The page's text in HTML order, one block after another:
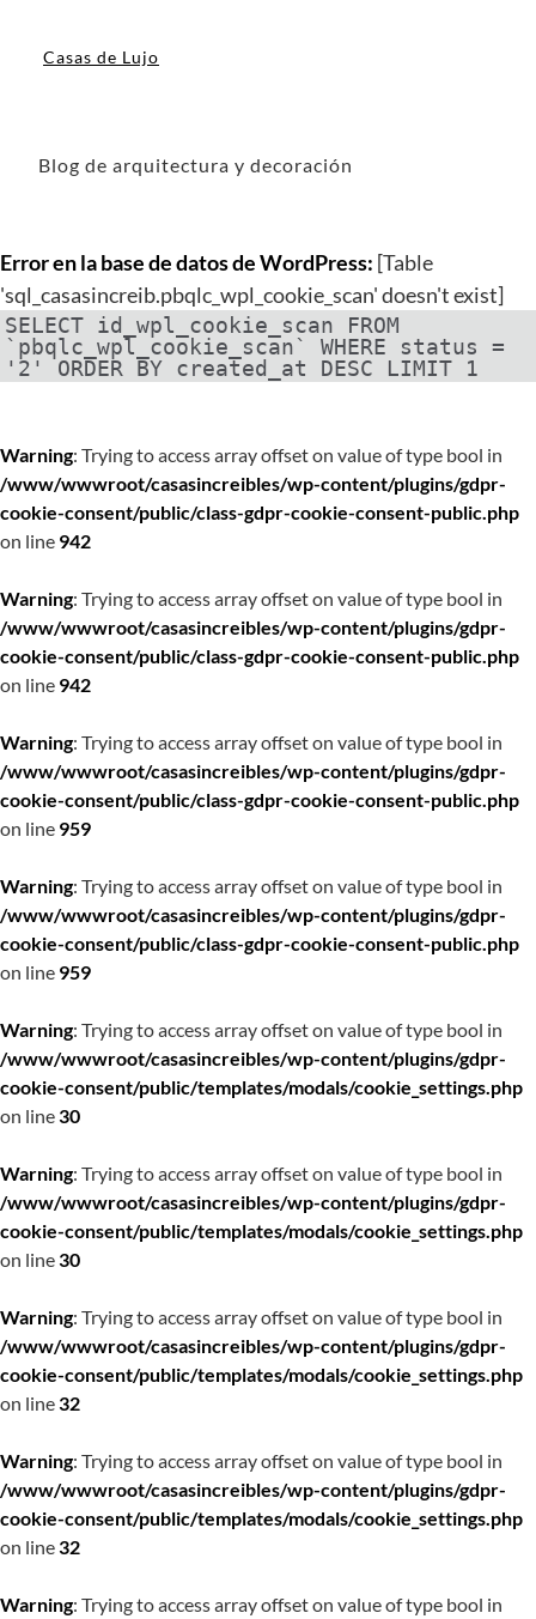
Casas de Lujo
Blog de arquitectura y decoración
Error en la base de datos de WordPress: [Table
'sql_casasincreib.pbqlc_wpl_cookie_scan' doesn't exist]
SELECT id_wpl_cookie_scan FROM
`pbqlc_wpl_cookie_scan` WHERE status =
'2' ORDER BY created_at DESC LIMIT 1
Warning: Trying to access array offset on value of type bool in
/www/wwwroot/casasincreibles/wp-content/plugins/gdpr-
cookie-consent/public/class-gdpr-cookie-consent-public.php
on line 942
Warning: Trying to access array offset on value of type bool in
/www/wwwroot/casasincreibles/wp-content/plugins/gdpr-
cookie-consent/public/class-gdpr-cookie-consent-public.php
on line 942
Warning: Trying to access array offset on value of type bool in
/www/wwwroot/casasincreibles/wp-content/plugins/gdpr-
cookie-consent/public/class-gdpr-cookie-consent-public.php
on line 959
Warning: Trying to access array offset on value of type bool in
/www/wwwroot/casasincreibles/wp-content/plugins/gdpr-
cookie-consent/public/class-gdpr-cookie-consent-public.php
on line 959
Warning: Trying to access array offset on value of type bool in
/www/wwwroot/casasincreibles/wp-content/plugins/gdpr-
cookie-consent/public/templates/modals/cookie_settings.php
on line30
Warning: Trying to access array offset on value of type bool in
/www/wwwroot/casasincreibles/wp-content/plugins/gdpr-
cookie-consent/public/templates/modals/cookie_settings.php
on line30
Warning: Trying to access array offset on value of type bool in
/www/wwwroot/casasincreibles/wp-content/plugins/gdpr-
cookie-consent/public/templates/modals/cookie_settings.php
on line32
Warning: Trying to access array offset on value of type bool in
/www/wwwroot/casasincreibles/wp-content/plugins/gdpr-
cookie-consent/public/templates/modals/cookie_settings.php
on line32
Warning: Trying to access array offset on value of type bool in